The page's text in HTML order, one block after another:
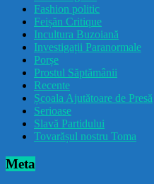
Fashion politic
Feișăn Critique
Incultura Buzoiană
Investigații Paranormale
Porșe
Prostul Săptămânii
Recente
Școala Ajutătoare de Presă
Serioase
Slavă Partidului
Tovarășul nostru Toma
Meta